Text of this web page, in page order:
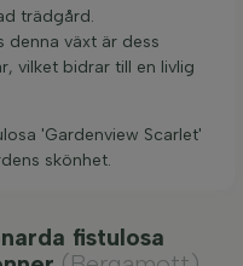
trädgård.
denna växt är dess
vilket bidrar till en livlig
'Gardenview Scarlet'
skönhet.
fistulosa